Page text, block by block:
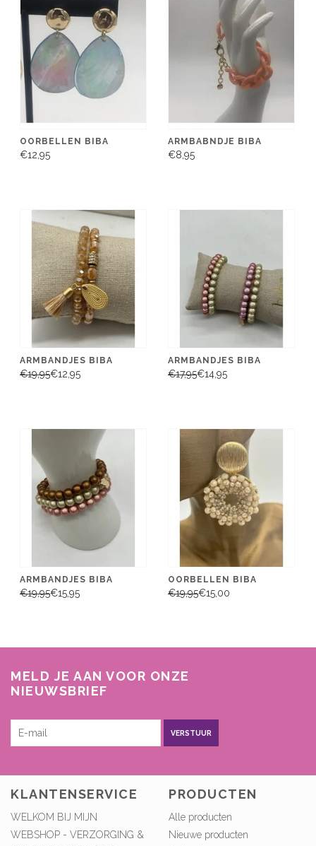
OORBELLEN BIBA
€12,95
ARMBABNDJE BIBA
€8,95
ARMBANDJES BIBA
€19,95€12,95
ARMBANDJES BIBA
€17,95€14,95
ARMBANDJES BIBA
€19,95€15,95
OORBELLEN BIBA
€19,95€15,00
MELD JE AAN VOOR ONZE
NIEUWSBRIEF
VERSTUUR
KLANTENSERVICE
WELKOM BIJ MIJN
WEBSHOP - VERZORGING &
PRODUCTEN
Alle producten
Nieuwe producten